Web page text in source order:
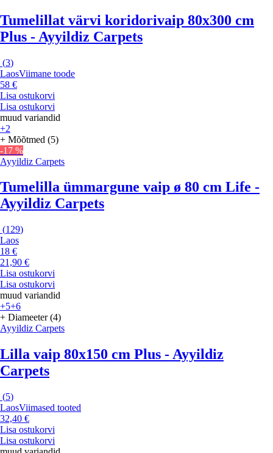
Tumelillat värvi koridorivaip 80x300 cm
Plus - Ayyildiz Carpets
(3)
LaosViimane toode
58 €
Lisa ostukorvi
Lisa ostukorvi
muud variandid
+2
+ Mõõtmed (5)
-17 %
Ayyildiz Carpets
Tumelilla ümmargune vaip ø 80 cm Life -
Ayyildiz Carpets
(129)
Laos
18 €
21,90 €
Lisa ostukorvi
Lisa ostukorvi
muud variandid
+5+6
+ Diameeter (4)
Ayyildiz Carpets
Lilla vaip 80x150 cm Plus - Ayyildiz
Carpets
(5)
LaosViimased tooted
32,40 €
Lisa ostukorvi
Lisa ostukorvi